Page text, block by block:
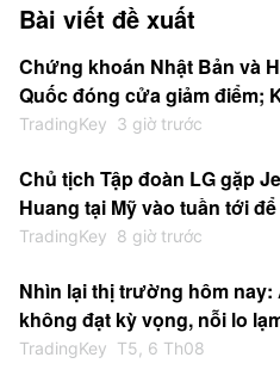
Bài viết đề xuất
Chứng khoán Nhật Bản và
Quốc đóng cửa giảm điểm;
giảm 0,6%, SK Hynix giảm
TradingKey 3 giờ trước
Chủ tịch Tập đoàn LG gặp
Huang tại Mỹ vào tuần tới
luận về AI vật lý và việc thu
TradingKey 8 giờ trước
Nhìn lại thị trường hôm nay:
không đạt kỳ vọng, nỗi lo
đình trệ gia tăng; SanDisk &
TradingKey T5, 6 Th08